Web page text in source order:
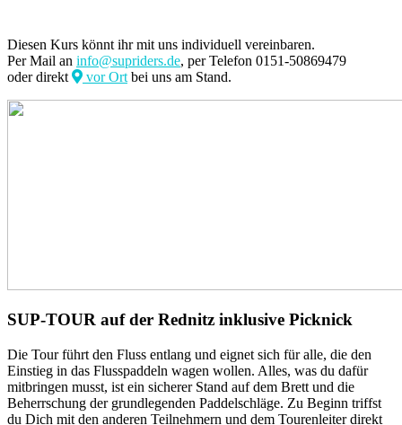
Diesen Kurs könnt ihr mit uns individuell vereinbaren.
Per Mail an info@supriders.de, per Telefon 0151-50869479
oder direkt
vor Ort bei uns am Stand.
SUP-TOUR auf der Rednitz inklusive Picknick
Die Tour führt den Fluss entlang und eignet sich für alle, die den
Einstieg in das Flusspaddeln wagen wollen. Alles, was du dafür
mitbringen musst, ist ein sicherer Stand auf dem Brett und die
Beherrschung der grundlegenden Paddelschläge. Zu Beginn triffst
du Dich mit den anderen Teilnehmern und dem Tourenleiter direkt